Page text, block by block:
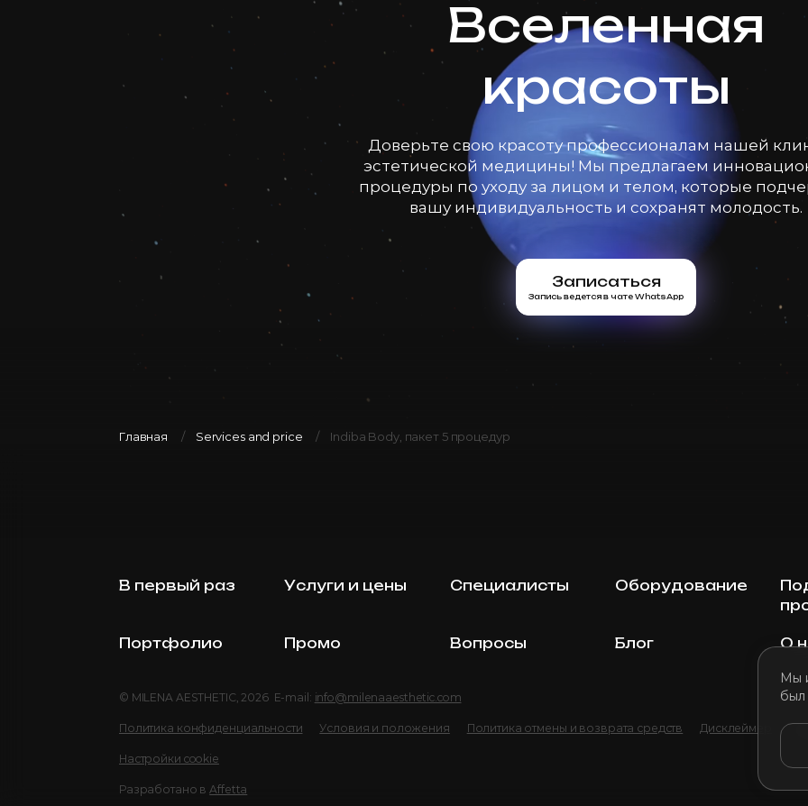
Мы
был
Вселенная
красоты
Доверьте свою красоту профессионалам нашей
эстетической медицины! Мы предлагаем
процедуры по уходу за лицом и телом, которые
вашу индивидуальность и сохранят молодость.
Записаться
Запись ведется в чате WhatsApp
Главная Services and price Indiba Body, пакет 5 процедур
В первый раз Услуги и цены Специалисты Оборудование
Портфолио Промо Вопросы Блог О
© MILENA AESTHETIC, 2026 E-mail: info@milenaaesthetic.com
Политика конфиденциальности Условия и положения Политика отмены и возврата средств Дисклеймер
Настройки cookie
Разработано в Affetta